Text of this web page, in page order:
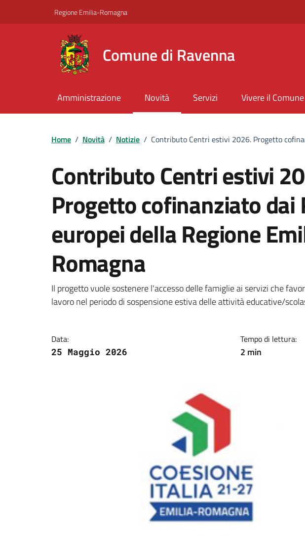
Regione Emilia-Romagna
Comune di Ravenna
Amministrazione Novità Servizi Vivere il Comune
Home / Novità / Notizie / Contributo Centri estivi 2026. Progetto
Contributo Centri estivi
Progetto cofinanziato dai
europei della Regione
Romagna
Dettagli della notizia
Il progetto vuole sostenere l'accesso delle famiglie ai servizi che
lavoro nel periodo di sospensione estiva delle attività educative/
Data:
25 Maggio 2026
Tempo di lettura:
2 min